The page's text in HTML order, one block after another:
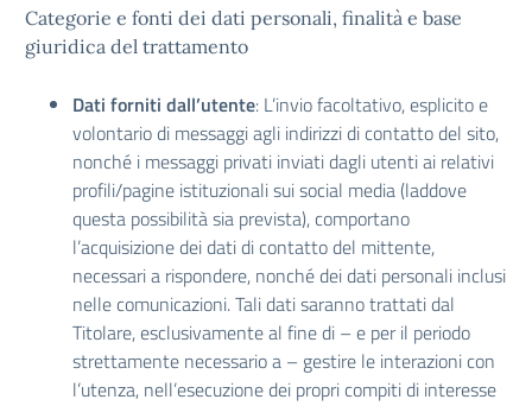
Categorie e fonti dei dati personali, finalità e base
giuridica del trattamento
Dati forniti dall’utente: L’invio facoltativo, esplicito e
volontario di messaggi agli indirizzi di contatto del sito,
nonché i messaggi privati inviati dagli utenti ai relativi
profili/pagine istituzionali sui social media (laddove
questa possibilità sia prevista), comportano
l’acquisizione dei dati di contatto del mittente,
necessari a rispondere, nonché dei dati personali inclusi
nelle comunicazioni. Tali dati saranno trattati dal
Titolare, esclusivamente al fine di – e per il periodo
strettamente necessario a – gestire le interazioni con
l’utenza, nell’esecuzione dei propri compiti di interesse